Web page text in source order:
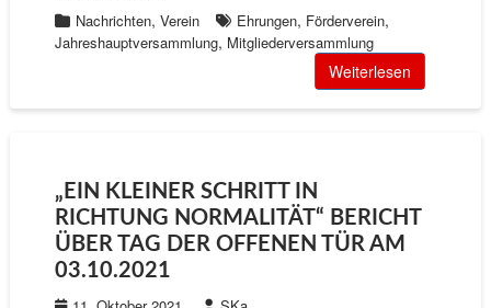
Nachrichten, Verein Ehrungen, Förderverein,
Jahreshauptversammlung, Mitgliederversammlung
Weiterlesen
„EIN KLEINER SCHRITT IN
RICHTUNG NORMALITÄT“ BERICHT
ÜBER TAG DER OFFENEN TÜR AM
03.10.2021